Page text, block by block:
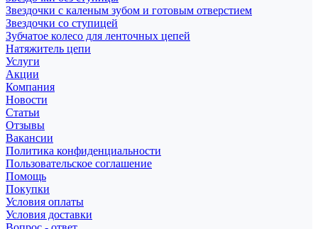
Звездочки с каленым зубом и готовым отверстием
Звездочки со ступицей
Зубчатое колесо для ленточных цепей
Натяжитель цепи
Услуги
Акции
Компания
Новости
Статьи
Отзывы
Вакансии
Политика конфиденциальности
Пользовательское соглашение
Помощь
Покупки
Условия оплаты
Условия доставки